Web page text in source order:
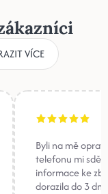
VÍCE
Byli na mě
telefonu mi
informace ke
dorazila do 3